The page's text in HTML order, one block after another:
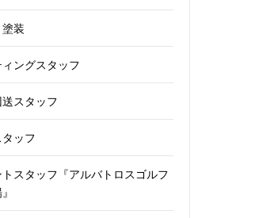
装
ィングスタッフ
スタッフ
ッフ
スタッフ『アルバトロスゴルフ